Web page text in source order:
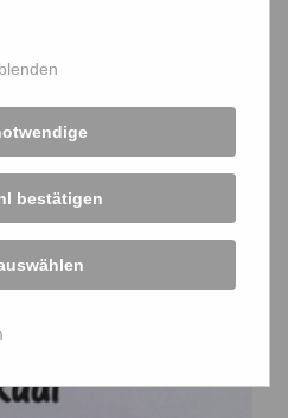
bestätigen